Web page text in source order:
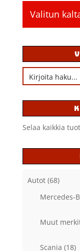
Valitun
Selaa kaikkia
Autot (68)
Mercedes-
Muut
Scania (18)